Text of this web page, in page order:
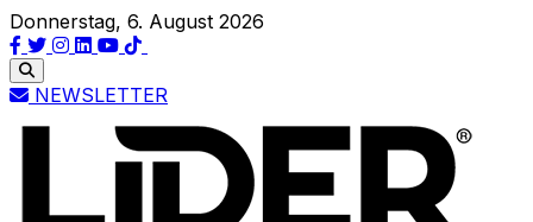
Donnerstag, 6. August 2026
NEWSLETTER